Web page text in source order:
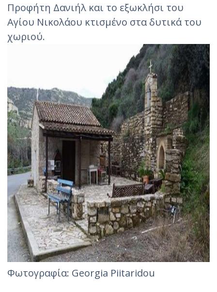
Προφήτη Δανιήλ και το εξωκλήσι του
Αγίου Νικολάου κτισμένο στα δυτικά του
χωριού.
Φωτογραφία: Georgia Piitaridou‎